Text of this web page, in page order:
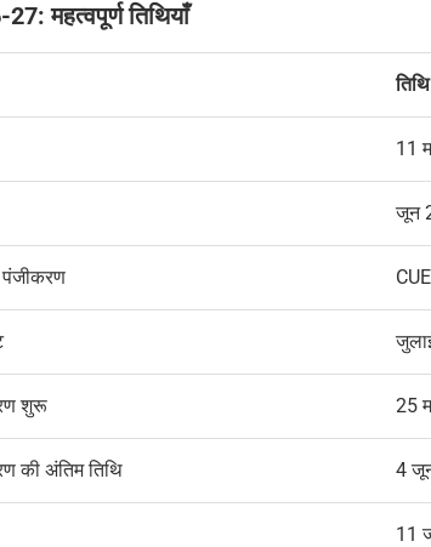
महत्वपूर्ण तिथियाँ
तिथि
11
जून
शुरू 25
की अंतिम तिथि 4
11